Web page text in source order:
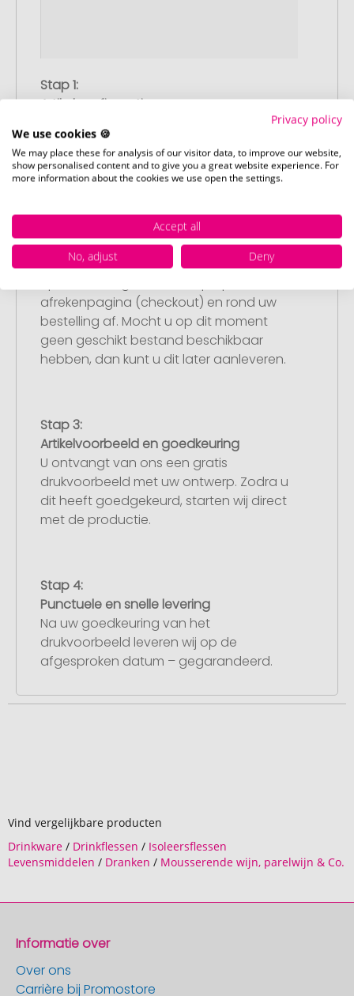
Stap 1:
Artikelconfiguratie
Kies uw gewenste promotieartikelen en
pas deze aan naar uw wensen. Plaats
vervolgens de geconfigureerde artikelen
in uw winkelwagen.
Stap 2:
Upload van uw logo of ontwerp
afrekenpagina (checkout) en rond uw
bestelling af. Mocht u op dit moment
geen geschikt bestand beschikbaar
hebben, dan kunt u dit later aanleveren.
Stap 3:
Artikelvoorbeeld en goedkeuring
U ontvangt van ons een gratis
drukvoorbeeld met uw ontwerp. Zodra u
dit heeft goedgekeurd, starten wij direct
met de productie.
Stap 4:
Punctuele en snelle levering
Na uw goedkeuring van het
drukvoorbeeld leveren wij op de
afgesproken datum – gegarandeerd.
Vind vergelijkbare producten
Drinkware / Drinkflessen / Isoleersflessen
Levensmiddelen / Dranken / Mousserende wijn, parelwijn & Co.
Informatie over
Over ons
Carrière bij Promostore
Privacy policy
We use cookies 🍪
We may place these for analysis of our visitor data, to improve our website,
show personalised content and to give you a great website experience. For
more information about the cookies we use open the settings.
Accept all
No, adjust
Deny